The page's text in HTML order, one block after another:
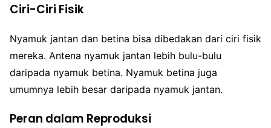
Ciri-Ciri Fisik
Nyamuk jantan dan betina bisa dibedakan dari ciri fisik
mereka. Antena nyamuk jantan lebih bulu-bulu
daripada nyamuk betina. Nyamuk betina juga
umumnya lebih besar daripada nyamuk jantan.
Peran dalam Reproduksi